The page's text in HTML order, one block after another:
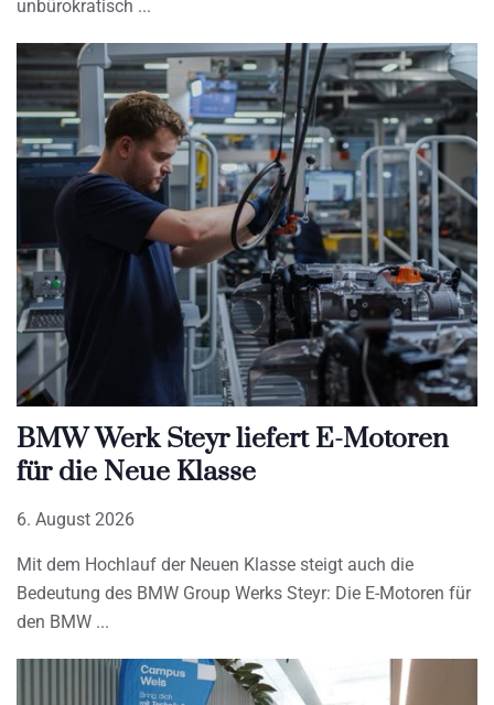
unbürokratisch
BMW Werk Steyr liefert E-Motoren
für die Neue Klasse
6. August 2026
Mit dem Hochlauf der Neuen Klasse steigt auch die
Bedeutung des BMW Group Werks Steyr: Die E-Motoren für
den BMW